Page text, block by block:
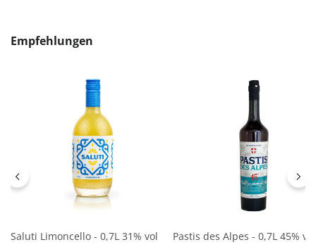
Produktgalerie überspringen
Empfehlungen
Saluti Limoncello - 0,7L 31% vol Pastis des Alpes - 0,7L 45% vol